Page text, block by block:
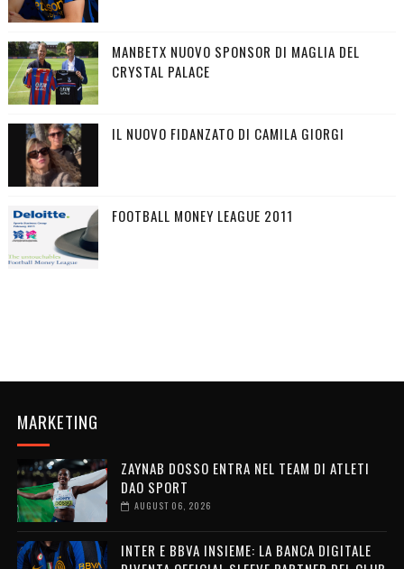
MANBETX NUOVO SPONSOR DI MAGLIA DEL
CRYSTAL PALACE
IL NUOVO FIDANZATO DI CAMILA GIORGI
FOOTBALL MONEY LEAGUE 2011
MARKETING
ZAYNAB DOSSO ENTRA NEL TEAM DI ATLETI
DAO SPORT
AUGUST 06, 2026
INTER E BBVA INSIEME: LA BANCA DIGITALE